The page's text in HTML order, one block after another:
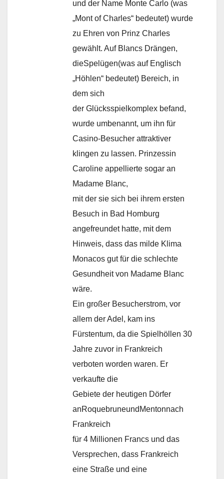
und der Name Monte Carlo (was
„Mont of Charles“ bedeutet) wurde
zu Ehren von Prinz Charles
gewählt. Auf Blancs Drängen,
dieSpelügen(was auf Englisch
„Höhlen“ bedeutet) Bereich, in
dem sich
der Glücksspielkomplex befand,
wurde umbenannt, um ihn für
Casino-Besucher attraktiver
klingen zu lassen. Prinzessin
Caroline appellierte sogar an
Madame Blanc,
mit der sie sich bei ihrem ersten
Besuch in Bad Homburg
angefreundet hatte, mit dem
Hinweis, dass das milde Klima
Monacos gut für die schlechte
Gesundheit von Madame Blanc
wäre.
Ein großer Besucherstrom, vor
allem der Adel, kam ins
Fürstentum, da die Spielhöllen 30
Jahre zuvor in Frankreich
verboten worden waren. Er
verkaufte die
Gebiete der heutigen Dörfer
anRoquebruneundMentonnach
Frankreich
für 4 Millionen Francs und das
Versprechen, dass Frankreich
eine Straße und eine